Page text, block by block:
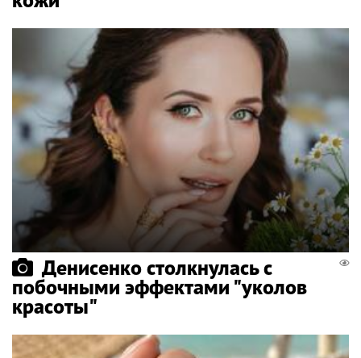
Денисенко столкнулась с
побочными эффектами "уколов
красоты"